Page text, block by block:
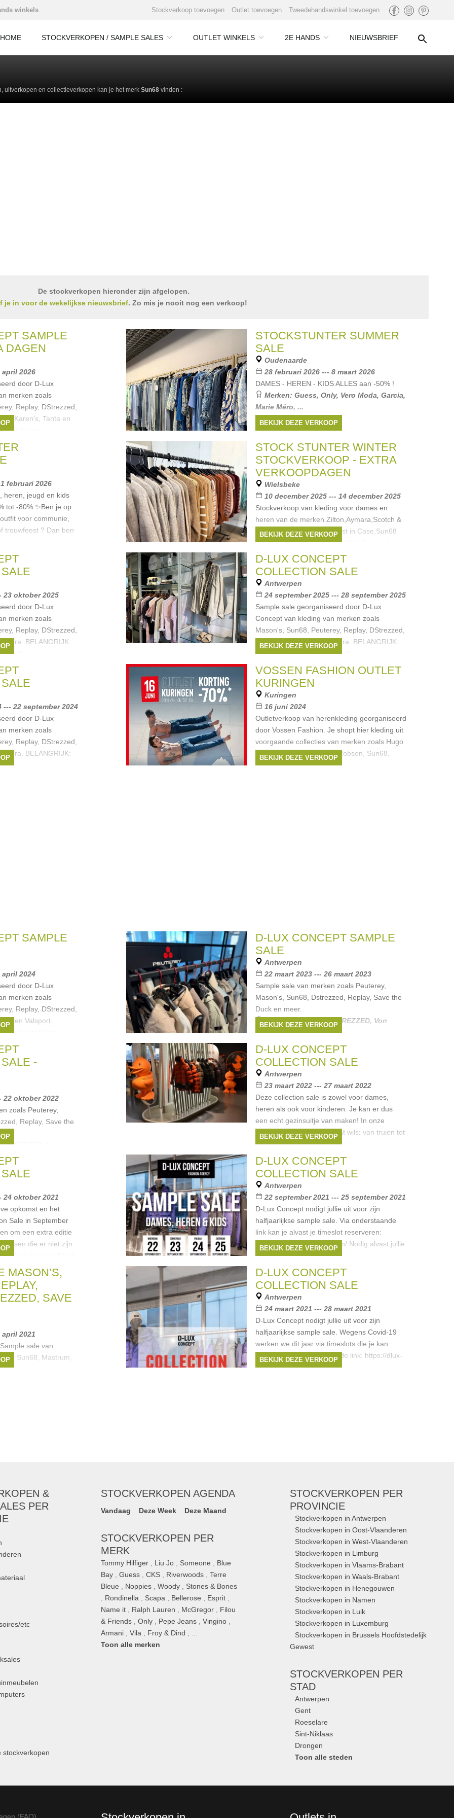
winkels. Stockverkoop toevoegen Outlet toevoegen Tweedehandswinkel toevoegen
HOME STOCKVERKOPEN / SAMPLE SALES OUTLET WINKELS 2E HANDS NIEUWSBRIEF
uitverkopen en collectieverkopen kan je het merk Sun68 vinden :
De stockverkopen hieronder zijn afgelopen.
je in voor de wekelijkse nieuwsbrief. Zo mis je nooit nog een verkoop!
SAMPLE
DAGEN
april 2026
door D-Lux
merken zoals
Replay, DStrezzed,
Karen's, Tanta en
STOCKSTUNTER SUMMER
SALE
Oudenaarde
28 februari 2026 --- 8 maart 2026
DAMES - HEREN - KIDS ALLES aan -50% !
Merken: Guess, Only, Vero Moda, Garcia,
Marie Méro, ...
BEKIJK DEZE VERKOOP
februari 2026
heren, jeugd en kids
tot -80% ✨Ben je op
voor communie,
trouwfeest ? Dan ben
Bay
STOCK STUNTER WINTER
STOCKVERKOOP - EXTRA
VERKOOPDAGEN
Wielsbeke
10 december 2025 --- 14 december 2025
Stockverkoop van kleding voor dames en
heren van de merken Zilton,Aymara,Scotch &
Soda,Terre Bleue,Gigue,Just in Case,Sun68
en MAYSON. Kortingen tot -90% Betalen kan
cash of met bancontact. Noot:
Merken: Zilton, aymara , Scotch & Soda
Terre Bleue ,Gigue, ...
BEKIJK DEZE VERKOOP
23 oktober 2025
door D-Lux
merken zoals
Replay, DStrezzed,
BELANGRIJK:
dlux-
D-LUX CONCEPT
COLLECTION SALE
Antwerpen
24 september 2025 --- 28 september 2025
Sample sale georganiseerd door D-Lux
Concept van kleding van merken zoals
Mason's, Sun68, Peuterey, Replay, DStrezzed,
Mos Mosh Gallery en Kangra. BELANGRIJK:
Registreren via de website. dlux-
samplesale.com
Merken:Replay ,Mason's , DSTREZZED ,
peuterey ,Sun68 , ...
BEKIJK DEZE VERKOOP
--- 22 september 2024
door D-Lux
merken zoals
Replay, DStrezzed,
BELANGRIJK:
VOSSEN FASHION OUTLET
KURINGEN
Kuringen
16 juni 2024
Outletverkoop van herenkleding georganiseerd
door Vossen Fashion. Je shopt hier kleding uit
voorgaande collecties van merken zoals Hugo
Boss, Armani, Zilton, Roy Robson, Sun68,
Stenströms, Mason’s,
BEKIJK DEZE VERKOOP
SAMPLE
april 2024
door D-Lux
merken zoals
Replay, DStrezzed,
en Valsport.
enkel met ticket.
D-LUX CONCEPT SAMPLE
SALE
Antwerpen
22 maart 2023 --- 26 maart 2023
Sample sale van merken zoals Peuterey,
Mason's, Sun68, Dstrezzed, Replay, Save the
Duck en meer.
Merken:Mason's,DSTREZZED, Von
dutch,peuterey,Sun68, ...
BEKIJK DEZE VERKOOP
-
22 oktober 2022
zoals Peuterey,
Replay, Save the
, ...
D-LUX CONCEPT
COLLECTION SALE
Antwerpen
23 maart 2022 --- 27 maart 2022
Deze collection sale is zowel voor dames,
heren als ook voor kinderen. Je kan er dus
een echt gezinsuitje van maken! In onze
showroom is er voor elk wat wils: van truien tot
jassen, broeken, hemden, polo´s
Merken: Replay ,Mason's
Birkenstock, Von dutch , ...
BEKIJK DEZE VERKOOP
24 oktober 2021
opkomst en het
Sale in September
om een extra editie
die er niet zijn
WK wielrennen. Maak
,DSTREZZED
, ...
D-LUX CONCEPT
COLLECTION SALE
Antwerpen
22 september 2021 --- 25 september 2021
D-Lux Concept nodigt jullie uit voor zijn
halfjaarlijkse sample sale. Via onderstaande
link kan je alvast je timeslot reserveren:
https://dlux-samplesale.com/ Nodig alvast jullie
familie en vrienden
Merken: Replay ,Mason's
peuterey , Sun68 , ...
BEKIJK DEZE VERKOOP
MASON’S,
SAVE
april 2021
sale van
Sun68, Mastrum,
Dstrezzed,
D-LUX CONCEPT
COLLECTION SALE
Antwerpen
24 maart 2021 --- 28 maart 2021
D-Lux Concept nodigt jullie uit voor zijn
halfjaarlijkse sample sale. Wegens Covid-19
werken we dit jaar via timeslots die je kan
reserveren via onderstaande link: https://dlux-
samplesale.com/ Nodig
BEKIJK DEZE VERKOOP
&
PER
etc
stockverkopen
STOCKVERKOPEN AGENDA
Vandaag Deze Week Deze Maand
STOCKVERKOPEN PER
MERK
Tommy Hilfiger Liu Jo Someone
Blue
Bay ,Guess ,CKS Riverwoods ,Terre
Bleue
Noppies ,Woody
Stones & Bones
Rondinella Scapa Bellerose Esprit
Name it
Ralph Lauren McGregor
Filou
& Friends ,Only Pepe Jeans ,Vingino
Armani ,Vila Froy & Dind
Toon alle merken
STOCKVERKOPEN PER
PROVINCIE
Stockverkopen in Antwerpen
Stockverkopen in Oost-Vlaanderen
Stockverkopen in West-Vlaanderen
Stockverkopen in Limburg
Stockverkopen in Vlaams-Brabant
Stockverkopen in Waals-Brabant
Stockverkopen in Henegouwen
Stockverkopen in Namen
Stockverkopen in Luik
Stockverkopen in Luxemburg
Stockverkopen in Brussels Hoofdstedelijk
Gewest
STOCKVERKOPEN PER
STAD
Antwerpen
Gent
Roeselare
Sint-Niklaas
Drongen
Toon alle steden